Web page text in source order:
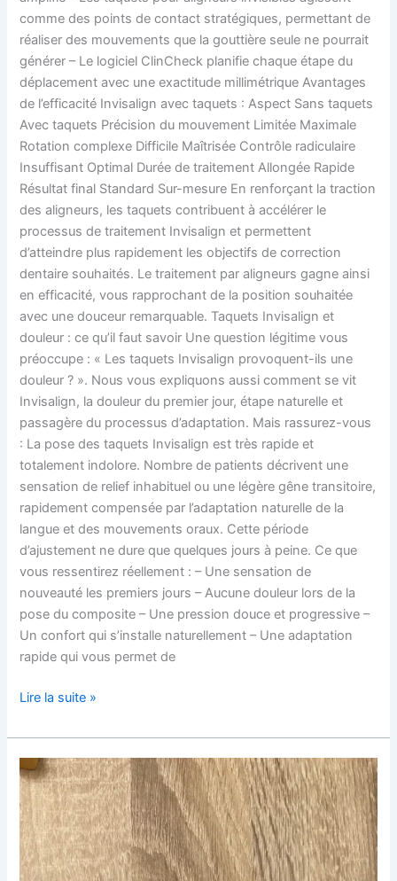
comme des points de contact stratégiques, permettant de
réaliser des mouvements que la gouttière seule ne pourrait
générer – Le logiciel ClinCheck planifie chaque étape du
déplacement avec une exactitude millimétrique Avantages
de l’efficacité Invisalign avec taquets : Aspect Sans taquets
Avec taquets Précision du mouvement Limitée Maximale
Rotation complexe Difficile Maîtrisée Contrôle radiculaire
Insuffisant Optimal Durée de traitement Allongée Rapide
Résultat final Standard Sur-mesure En renforçant la traction
des aligneurs, les taquets contribuent à accélérer le
processus de traitement Invisalign et permettent
d’atteindre plus rapidement les objectifs de correction
dentaire souhaités. Le traitement par aligneurs gagne ainsi
en efficacité, vous rapprochant de la position souhaitée
avec une douceur remarquable. Taquets Invisalign et
douleur : ce qu’il faut savoir Une question légitime vous
préoccupe : « Les taquets Invisalign provoquent-ils une
douleur ? ». Nous vous expliquons aussi comment se vit
Invisalign, la douleur du premier jour, étape naturelle et
passagère du processus d’adaptation. Mais rassurez-vous
: La pose des taquets Invisalign est très rapide et
totalement indolore. Nombre de patients décrivent une
sensation de relief inhabituel ou une légère gêne transitoire,
rapidement compensée par l’adaptation naturelle de la
langue et des mouvements oraux. Cette période
d’ajustement ne dure que quelques jours à peine. Ce que
vous ressentirez réellement : – Une sensation de
nouveauté les premiers jours – Aucune douleur lors de la
pose du composite – Une pression douce et progressive –
Un confort qui s’installe naturellement – Une adaptation
rapide qui vous permet de
Lire la suite »
Gouttière
dentaire
invisible
pour
aligner
et